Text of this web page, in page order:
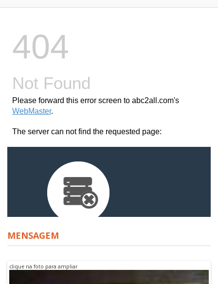
MENSAGEM
clique na foto para ampliar